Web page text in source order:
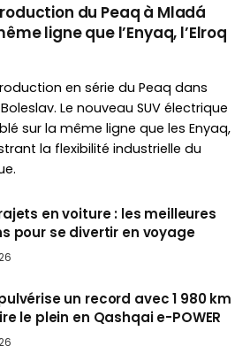
du Peaq à Mladá
ligne que l’Enyaq, l’Elroq
en série du Peaq dans
Le nouveau SUV électrique
sur la même ligne que les Enyaq,
la flexibilité industrielle du
en voiture : les meilleures
pour se divertir en voyage
un record avec 1 980 km
le plein en Qashqai e-POWER